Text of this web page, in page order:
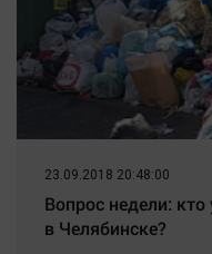
23.09.2018 20:48:00
Вопрос недели:
в Челябинске?